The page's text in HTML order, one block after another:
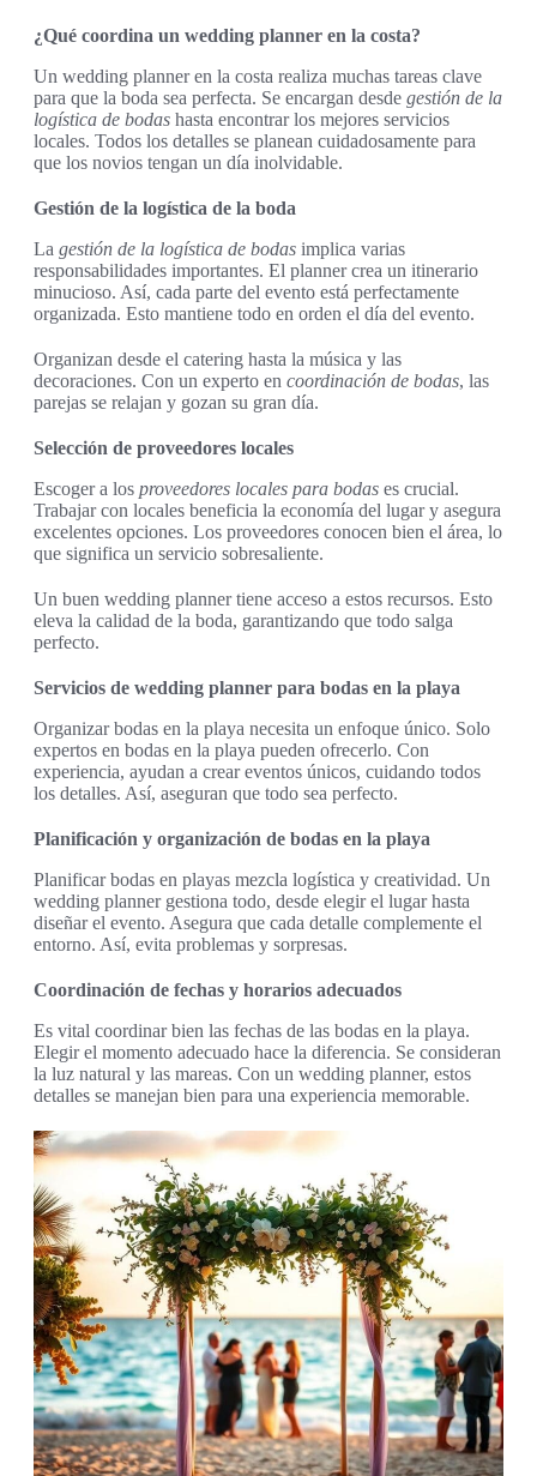
¿Qué coordina un wedding planner en la costa?
Un wedding planner en la costa realiza muchas tareas clave
para que la boda sea perfecta. Se encargan desde gestión de la
logística de bodas hasta encontrar los mejores servicios
locales. Todos los detalles se planean cuidadosamente para
que los novios tengan un día inolvidable.
Gestión de la logística de la boda
La gestión de la logística de bodas implica varias
responsabilidades importantes. El planner crea un itinerario
minucioso. Así, cada parte del evento está perfectamente
organizada. Esto mantiene todo en orden el día del evento.
Organizan desde el catering hasta la música y las
decoraciones. Con un experto en coordinación de bodas, las
parejas se relajan y gozan su gran día.
Selección de proveedores locales
Escoger a los proveedores locales para bodas es crucial.
Trabajar con locales beneficia la economía del lugar y asegura
excelentes opciones. Los proveedores conocen bien el área, lo
que significa un servicio sobresaliente.
Un buen wedding planner tiene acceso a estos recursos. Esto
eleva la calidad de la boda, garantizando que todo salga
perfecto.
Servicios de wedding planner para bodas en la playa
Organizar bodas en la playa necesita un enfoque único. Solo
expertos en bodas en la playa pueden ofrecerlo. Con
experiencia, ayudan a crear eventos únicos, cuidando todos
los detalles. Así, aseguran que todo sea perfecto.
Planificación y organización de bodas en la playa
Planificar bodas en playas mezcla logística y creatividad. Un
wedding planner gestiona todo, desde elegir el lugar hasta
diseñar el evento. Asegura que cada detalle complemente el
entorno. Así, evita problemas y sorpresas.
Coordinación de fechas y horarios adecuados
Es vital coordinar bien las fechas de las bodas en la playa.
Elegir el momento adecuado hace la diferencia. Se consideran
la luz natural y las mareas. Con un wedding planner, estos
detalles se manejan bien para una experiencia memorable.